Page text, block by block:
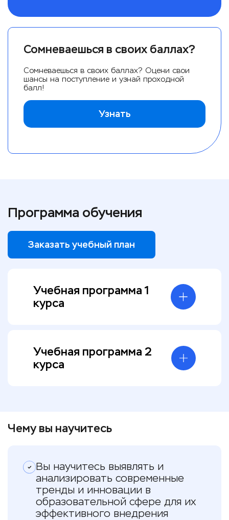
Сомневаешься в своих баллах?
Сомневаешься в своих баллах? Оцени свои
шансы на поступление и узнай проходной
балл!
Узнать
Программа обучения
Заказать учебный план
Учебная программа 1
курса
Учебная программа 2
курса
Чему вы научитесь
Вы научитесь выявлять и
анализировать современные
тренды и инновации в
образовательной сфере для их
эффективного внедрения